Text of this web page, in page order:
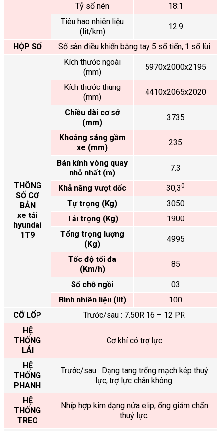
Tỷ số nén
18:1
Tiêu hao nhiên liệu
(lit/km)
12.9
HỘP SỐ Số sàn điều khiển bằng tay 5 số tiến, 1 số lùi
THÔNG
SỐ CƠ
BẢN
xe tải
hyundai
1T9
Kích thước ngoài
(mm)
5970x2000x2195
Kích thước thùng
(mm)
4410x2065x2020
Chiều dài cơ sở
(mm)
3735
Khoảng sáng gầm
xe (mm)
235
Bán kính vòng quay
nhỏ nhất (m)
7.3
Khả năng vượt dốc 30,30
Tự trọng (Kg)
3050
Tải trọng (Kg)
1900
Tổng trọng lượng
(Kg)
4995
Tốc độ tối đa
(Km/h)
85
Số chỗ ngồi
03
Bình nhiên liệu (lít)
100
CỠ LỐP
Trước/sau : 7.50R 16 – 12 PR
HỆ
THỐNG
LÁI
Cơ khí có trợ lực
HỆ
THỐNG
PHANH
Trước/sau : Dạng tang trống mạch kép thuỷ
lực, trợ lực chân không.
HỆ
THỐNG
TREO
Nhíp hợp kim dạng nửa elip, ống giảm chấn
thuỷ lực.